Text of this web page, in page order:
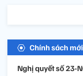
Chính sách mới
Nghị quyết số 23-